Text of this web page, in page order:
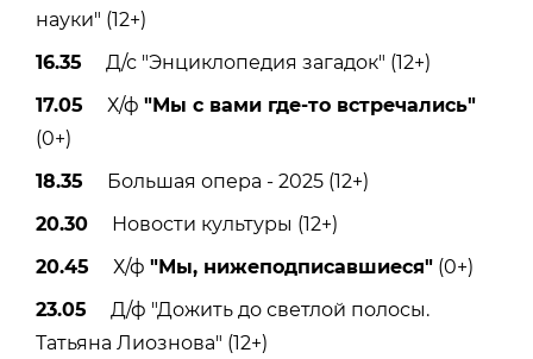
науки" (12+)
16.35 Д/с "Энциклопедия загадок" (12+)
17.05 Х/ф "Мы с вами где-то встречались"
(0+)
18.35 Большая опера - 2025 (12+)
20.30 Новости культуры (12+)
20.45 Х/ф "Мы, нижеподписавшиеся" (0+)
23.05 Д/ф "Дожить до светлой полосы.
Татьяна Лиознова" (12+)